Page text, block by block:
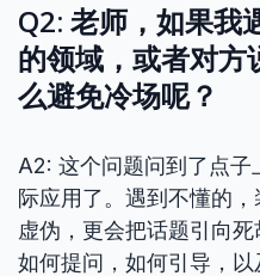
Q2: 老师，如果我
的领域，或者对方
么避免冷场呢？
A2: 这个问题问到了点
际应用了。遇到不懂的
虚伪，更会把话题引向
如何提问，如何引导，